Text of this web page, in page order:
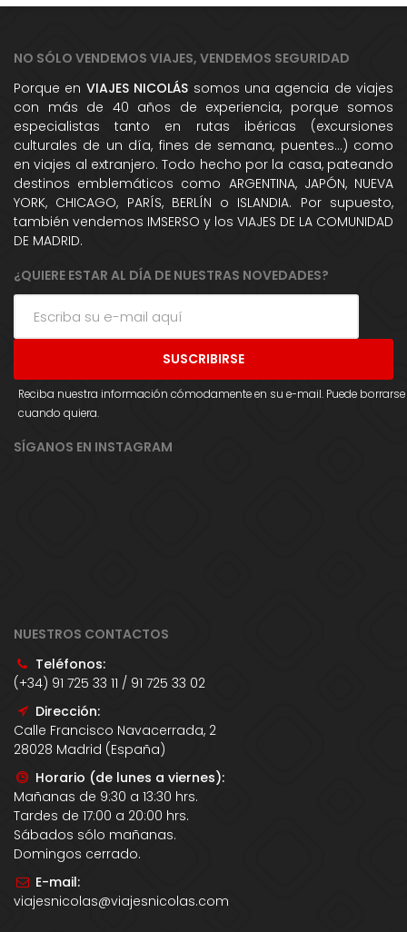
NO SÓLO VENDEMOS VIAJES, VENDEMOS SEGURIDAD
Porque en VIAJES NICOLÁS somos una agencia de viajes
con más de 40 años de experiencia, porque somos
especialistas tanto en rutas ibéricas (excursiones
culturales de un día, fines de semana, puentes...) como
en viajes al extranjero. Todo hecho por la casa, pateando
destinos emblemáticos como ARGENTINA, JAPÓN, NUEVA
YORK, CHICAGO, PARÍS, BERLÍN o ISLANDIA. Por supuesto,
también vendemos IMSERSO y los VIAJES DE LA COMUNIDAD
DE MADRID.
¿QUIERE ESTAR AL DÍA DE NUESTRAS NOVEDADES?
Reciba nuestra información cómodamente en su e-mail. Puede borrarse
cuando quiera.
SÍGANOS EN INSTAGRAM
NUESTROS CONTACTOS
Teléfonos:
(+34) 91 725 33 11 / 91 725 33 02
Dirección:
Calle Francisco Navacerrada, 2
28028 Madrid (España)
Horario (de lunes a viernes):
Mañanas de 9:30 a 13:30 hrs.
Tardes de 17:00 a 20:00 hrs.
Sábados sólo mañanas.
Domingos cerrado.
E-mail:
viajesnicolas@viajesnicolas.com